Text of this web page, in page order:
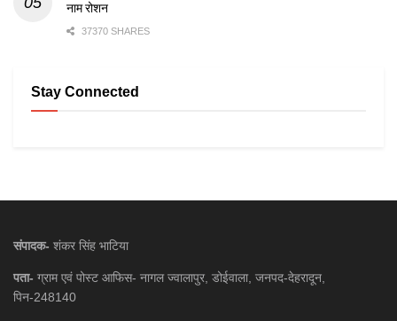
नाम रोशन
37370 SHARES
Stay Connected
संपादक- शंकर सिंह भाटिया
पता- ग्राम एवं पोस्ट आफिस- नागल ज्वालापुर, डोईवाला, जनपद-देहरादून,
पिन-248140